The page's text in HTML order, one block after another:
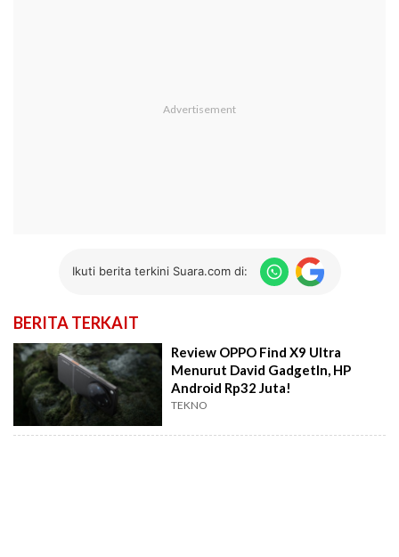
Ikuti berita terkini Suara.com di:
BERITA TERKAIT
Review OPPO Find X9 Ultra
Menurut David GadgetIn, HP
Android Rp32 Juta!
TEKNO